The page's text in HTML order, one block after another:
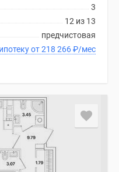
3
12 из 13
предчистовая
В ипотеку от 218 266₽/мес